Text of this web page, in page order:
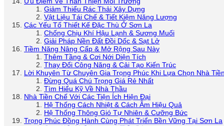
Giảm Thiểu Rác Thải Xây Dựng
Vật Liệu Tái Chế & Tiết Kiệm Năng Lượng
Các Yếu Tố Thiết Kế Đặc Thù Ở Sơn La
Chống Chịu Khí Hậu Lạnh & Sương Muối
Giải Pháp Nền Đất Đồi Dốc & Sạt Lở
Tiềm Năng Nâng Cấp & Mở Rộng Sau Này
Thêm Tầng & Cơi Nới Diện Tích
Thay Đổi Công Năng & Cải Tạo Kiến Trúc
Lời Khuyên Từ Chuyên Gia Trọng Phúc Khi Lựa Chọn Nhà
Đừng Quá Chú Trọng Giá Rẻ Nhất
Tìm Hiểu Kỹ Về Nhà Thầu
Nhà Tiền Chế Với Các Tiện Ích Hiện Đại
Hệ Thống Cách Nhiệt & Cách Âm Hiệu Quả
Hệ Thống Thông Gió Tự Nhiên & Cưỡng Bức
Trọng Phúc Đồng Hành Cùng Phát Triển Bền Vững Tại Sơn La